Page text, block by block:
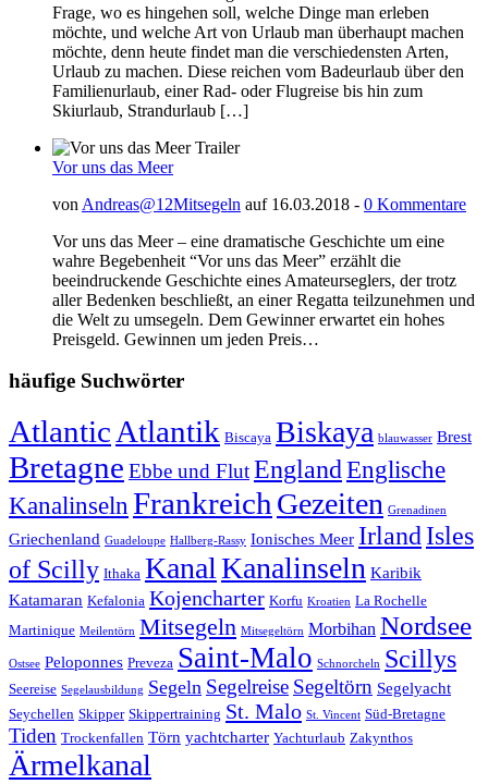
Frage, wo es hingehen soll, welche Dinge man erleben
möchte, und welche Art von Urlaub man überhaupt machen
möchte, denn heute findet man die verschiedensten Arten,
Urlaub zu machen. Diese reichen vom Badeurlaub über den
Familienurlaub, einer Rad- oder Flugreise bis hin zum
Skiurlaub, Strandurlaub […]
Vor uns das Meer
von Andreas@12Mitsegeln auf 16.03.2018 - 0 Kommentare
Vor uns das Meer – eine dramatische Geschichte um eine
wahre Begebenheit “Vor uns das Meer” erzählt die
beeindruckende Geschichte eines Amateurseglers, der trotz
aller Bedenken beschließt, an einer Regatta teilzunehmen und
die Welt zu umsegeln. Dem Gewinner erwartet ein hohes
Preisgeld. Gewinnen um jeden Preis…
häufige Suchwörter
Atlantic Atlantik Biscaya Biskaya blauwasser Brest
Bretagne Ebbe und Flut England Englische
Kanalinseln Frankreich Gezeiten Grenadinen
Griechenland Guadeloupe Hallberg-Rassy Ionisches Meer Irland Isles
of Scilly Ithaka Kanal Kanalinseln Karibik
Katamaran Kefalonia Kojencharter Korfu Kroatien La Rochelle
Martinique Meilentörn Mitsegeln Mitsegeltörn Morbihan Nordsee
Ostsee Peloponnes Preveza Saint-Malo Schnorcheln Scillys
Seereise Segelausbildung Segeln Segelreise Segeltörn Segelyacht
Seychellen Skipper Skippertraining St. Malo St. Vincent Süd-Bretagne
Tiden Trockenfallen Törn yachtcharter Yachturlaub Zakynthos
Ärmelkanal